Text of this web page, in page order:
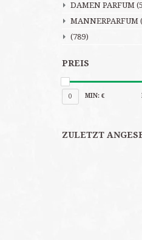
DAMEN PARFUM
MANNERPARFUM
(789)
PREIS
0 MIN: €
ZULETZT